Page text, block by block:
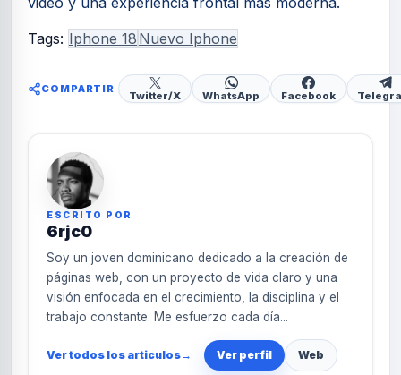
Tags: Iphone 18 Nuevo Iphone
COMPARTIR
Twitter/X WhatsApp Facebook
ESCRITO POR
6rjc0
Soy un joven dominicano dedicado a la creación de
páginas web, con un proyecto de vida claro y una
visión enfocada en el crecimiento, la disciplina y el
trabajo constante. Me esfuerzo cada día...
Ver todos los articulos→ Ver perfil Web